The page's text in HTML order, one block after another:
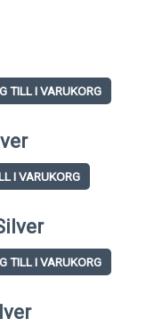
TILL I VARUKORG
I VARUKORG
TILL I VARUKORG